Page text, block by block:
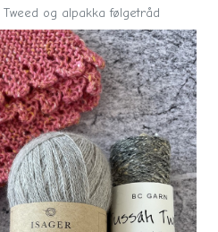
og alpakka følgetråd